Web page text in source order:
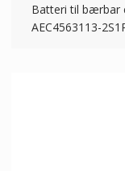
Batteri til bærbar
AEC4563113-